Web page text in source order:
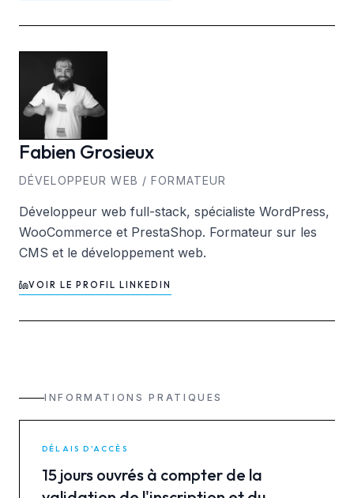
Fabien Grosieux
DÉVELOPPEUR WEB / FORMATEUR
Développeur web full-stack, spécialiste WordPress,
WooCommerce et PrestaShop. Formateur sur les
CMS et le développement web.
VOIR LE PROFIL LINKEDIN
INFORMATIONS PRATIQUES
DÉLAIS D'ACCÈS
15 jours ouvrés à compter de la